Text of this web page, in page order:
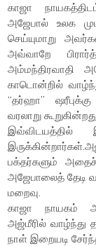
காஜா
அஜேபால் உலக
செய்யுமாறு
அவ்வாறே
அம்மந்திரவாதி
காடொன்றில்
“தர்ஹா”
வரலாறு
இவ்விடயத்தில்
பக்தர்களும்
அஜேபாலைத் தேடி
மறைவு.
காஜா நாயகம்
அஜ்மீரில் வாழ்ந்து
நாள் இறையடி